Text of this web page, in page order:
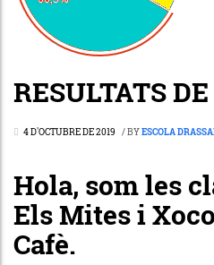
RESULTATS DE
4 D'OCTUBRE DE 2019 /BYESCOLA
Hola, som les
Els Mites i
Cafè.